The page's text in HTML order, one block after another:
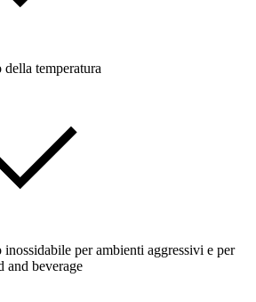
temperatura
per ambienti aggressivi e per
and beverage